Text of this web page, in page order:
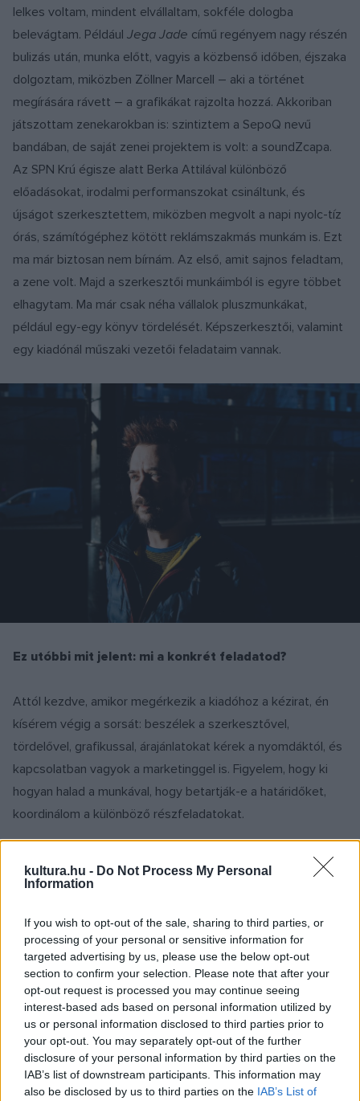
kultura.hu - Do Not Process My Personal
Information
If you wish to opt-out of the sale, sharing to third parties, or
processing of your personal or sensitive information for
targeted advertising by us, please use the below opt-out
section to confirm your selection. Please note that after your
opt-out request is processed you may continue seeing
interest-based ads based on personal information utilized by
us or personal information disclosed to third parties prior to
your opt-out. You may separately opt-out of the further
disclosure of your personal information by third parties on the
IAB’s list of downstream participants. This information may
also be disclosed by us to third parties on the IAB’s List of
lelkes voltam, mindent elvállaltam, sokféle dologba
belevágtam. Például Jega Jade című regényem nagy részén
bulizás után, munka előtt, vagyis a közbenső időben, éjszaka
dolgoztam, miközben Zöllner Marcell – aki a történet
megírására rávett – a grafikákat rajzolta hozzá. Akkoriban
játszottam zenekarokban is: szintiztem a SepoQ nevű
bandában, de saját zenei projektem is volt: a soundZcapa.
Az SPN Krú égisze alatt Berka Attilával különböző
előadásokat, irodalmi performanszokat csináltunk, és
újságot szerkesztettem, miközben megvolt a napi nyolc-tíz
órás, számítógéphez kötött reklámszakmás munkám is. Ezt
ma már biztosan nem bírnám. Az első, amit sajnos feladtam,
a zene volt. Majd a szerkesztői munkáimból is egyre többet
elhagytam. Ma már csak néha vállalok pluszmunkákat,
például egy-egy könyv tördelését. Képszerkesztői, valamint
egy kiadónál műszaki vezetői feladataim vannak.
Ez utóbbi mit jelent: mi a konkrét feladatod?
Attól kezdve, amikor megérkezik a kiadóhoz a kézirat, én
kísérem végig a sorsát: beszélek a szerkesztővel,
tördelővel, grafikussal, árajánlatokat kérek a nyomdáktól, és
kapcsolatban vagyok a marketinggel is. Figyelem, hogy ki
hogyan halad a munkával, hogy betartják-e a határidőket,
koordinálom a különböző részfeladatokat.
Ez a típusú menedzseri munka azért eléggé elüt a
versírástól. Mennyire feszül össze a művészi
Valójában felszabadít. Elsősorban azért, mert nem kell
minden egyes munkafolyamatánál a gép előtt ülnöm.
Persze, mint minden szakmának, ennek is megvannak a
nehézségei. Amikor már nyomtatás előtt van egy könyv,
általában jól besűrűsödnek a feladatok, így olyankor nem
nagyon tudok egy-egy órát kiszakítani magamnak arra, hogy
a versekkel foglalkozzam. Másfelől viszont a különböző